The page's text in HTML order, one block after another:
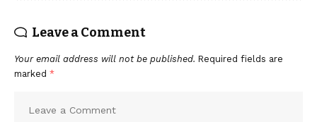
Leave a Comment
Your email address will not be published. Required fields are
marked *